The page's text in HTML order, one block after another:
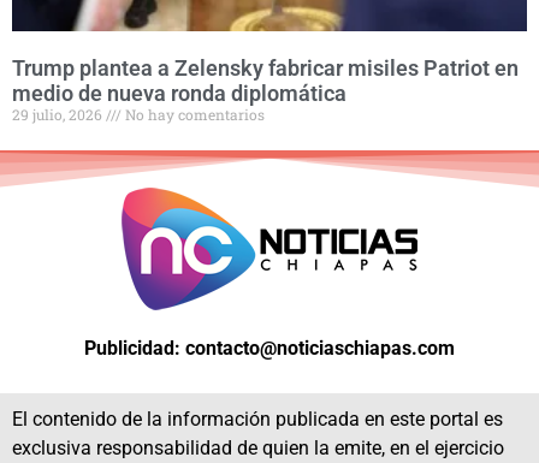
Trump plantea a Zelensky fabricar misiles Patriot en
medio de nueva ronda diplomática
29 julio, 2026 No hay comentarios
Publicidad: contacto@noticiaschiapas.com
El contenido de la información publicada en este portal es
exclusiva responsabilidad de quien la emite, en el ejercicio